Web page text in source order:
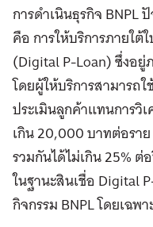
การดำเนินธุรกิจ
คือ การให้บริการภายใ
(Digital P-Loan) ซึ่งอยู่
โดยผู้ให้บริการสามารถ
ประเมินลูกค้าแทนการวิเ
เกิน 20,000 บาทต่อรา
รวมกันได้ไม่เกิน 25%
ในฐานะสินเชื่อ Digital
กิจกรรม BNPL โดยเฉพ